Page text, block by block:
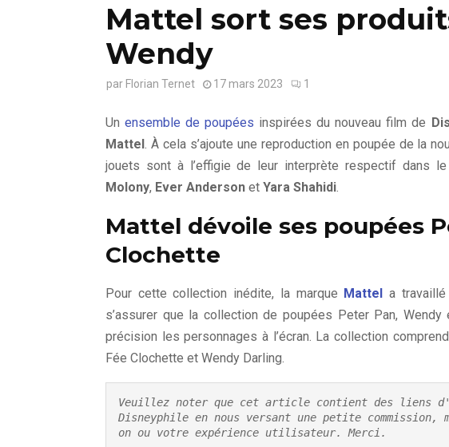
Mattel sort ses
Wendy
par Florian Ternet 17 mars 2023 1
Un ensemble de poupées inspirées du nouveau film de
Mattel . À cela s’ajoute une reproduction en poupée de la
jouets sont à l’effigie de leur interprète respectif dans le
Molony, Ever Anderson et Yara Shahidi
Mattel dévoile ses poupées
Clochette
Pour cette collection inédite, la marque Mattel a
s’assurer que la collection de poupées Peter Pan,
précision les personnages à l’écran. La collection
Fée Clochette et Wendy Darling.
Veuillez noter que cet article contient des liens
Disneyphile en nous versant une petite
on ou votre expérience utilisateur. Merci.